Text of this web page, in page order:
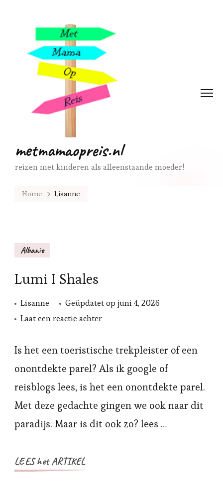
metmamaopreis.nl
reizen met kinderen als alleenstaande moeder!
Home Lisanne
Albanie
Lumi I Shales
Lisanne Geüpdatet op juni 4, 2026
Laat een reactie achterop
I
Shales
Is het een toeristische trekpleister of een
onontdekte parel? Als ik google of
reisblogs lees, is het een onontdekte parel.
Met deze gedachte gingen we ook naar dit
paradijs. Maar is dit ook zo? lees …
LEES het ARTIKEL